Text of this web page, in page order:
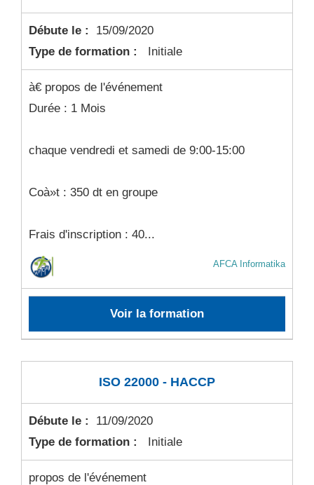
Débute le :
15/09/2020
Type de formation :
Initiale
à€ propos de l'événement
Durée : 1 Mois
chaque vendredi et samedi de 9:00-15:00
Coà»t : 350 dt en groupe
Frais d'inscription : 40...
AFCA Informatika
Voir la formation
ISO 22000 - HACCP
Débute le :
11/09/2020
Type de formation :
Initiale
propos de l'événement